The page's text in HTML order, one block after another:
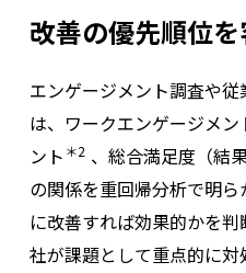
改善の優先順位
エンゲージメント調査や
は、ワークエンゲージメン
ント ＊2 、総合満足度（結
の関係を重回帰分析で明
に改善すれば効果的かを
社が課題として重点的に